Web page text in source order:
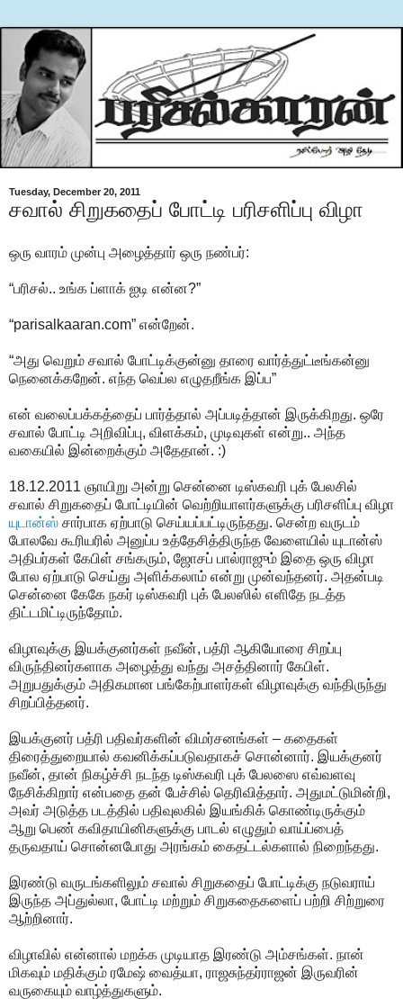
Tuesday, December 20, 2011
சவால் சிறுகதைப் போட்டி பரிசளிப்பு விழா
ஒரு வாரம் முன்பு அழைத்தார் ஒரு நண்பர்:
“பரிசல்.. உங்க ப்ளாக் ஐடி என்ன?”
“parisalkaaran.com” என்றேன்.
“அது வெறும் சவால் போட்டிக்குன்னு தாரை வார்த்துட்டீங்கன்னு
நெனைக்கறேன். எந்த வெப்ல எழுதறீங்க இப்ப”
என் வலைப்பக்கத்தைப் பார்த்தால் அப்படித்தான் இருக்கிறது. ஒரே
சவால் போட்டி அறிவிப்பு, விளக்கம், முடிவுகள் என்று.. அந்த
வகையில் இன்றைக்கும் அதேதான். :)
18.12.2011 ஞாயிறு அன்று சென்னை டிஸ்கவரி புக் பேலசில்
சவால் சிறுகதைப் போட்டியின் வெற்றியாளர்களுக்கு பரிசளிப்பு விழா
யுடான்ஸ் சார்பாக ஏற்பாடு செய்யப்பட்டிருந்தது. சென்ற வருடம்
போலவே கூரியரில் அனுப்ப உத்தேசித்திருந்த வேளையில் யுடான்ஸ்
அதிபர்கள் கேபிள் சங்கரும், ஜோசப் பால்ராஜும் இதை ஒரு விழா
போல ஏற்பாடு செய்து அளிக்கலாம் என்று முன்வந்தனர். அதன்படி
சென்னை கேகே நகர் டிஸ்கவரி புக் பேலஸில் எளிதே நடத்த
திட்டமிட்டிருந்தோம்.
விழாவுக்கு இயக்குனர்கள் நவீன், பத்ரி ஆகியோரை சிறப்பு
விருந்தினர்களாக அழைத்து வந்து அசத்தினார் கேபிள்.
அறுபதுக்கும் அதிகமான பங்கேற்பாளர்கள் விழாவுக்கு வந்திருந்து
சிறப்பித்தனர்.
இயக்குனர் பத்ரி பதிவர்களின் விமர்சனங்கள் – கதைகள்
திரைத்துறையால் கவனிக்கப்படுவதாகச் சொன்னார். இயக்குனர்
நவீன், தான் நிகழ்ச்சி நடந்த டிஸ்கவரி புக் பேலஸை எவ்வளவு
நேசிக்கிறார் என்பதை தன் பேச்சில் தெரிவித்தார். அதுமட்டுமின்றி,
அவர் அடுத்த படத்தில் பதிவுலகில் இயங்கிக் கொண்டிருக்கும்
ஆறு பெண் கவிதாயினிகளுக்கு பாடல் எழுதும் வாய்ப்பைத்
தருவதாய் சொன்னபோது அரங்கம் கைதட்டல்களால் நிறைந்தது.
இரண்டு வருடங்களிலும் சவால் சிறுகதைப் போட்டிக்கு நடுவராய்
இருந்த அப்துல்லா, போட்டி மற்றும் சிறுகதைகளைப் பற்றி சிற்றுரை
ஆற்றினார்.
விழாவில் என்னால் மறக்க முடியாத இரண்டு அம்சங்கள். நான்
மிகவும் மதிக்கும் ரமேஷ் வைத்யா, ராஜசுந்தர்ராஜன் இருவரின்
வருகையும் வாழ்த்துகளும்.